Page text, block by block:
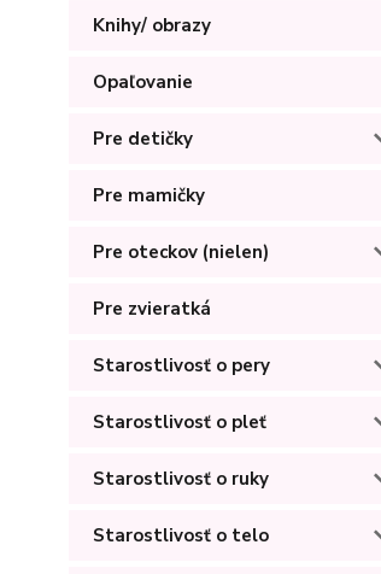
Knihy/ obrazy
Opaľovanie
Pre detičky
Pre mamičky
Pre oteckov (nielen)
Pre zvieratká
Starostlivosť o pery
Starostlivosť o pleť
Starostlivosť o ruky
Starostlivosť o telo